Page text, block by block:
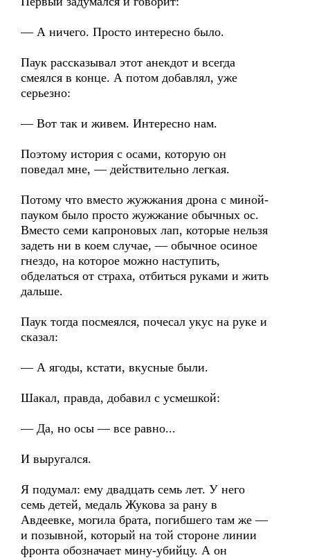
— А ничего. Просто интересно было.
Паук рассказывал этот анекдот и всегда
смеялся в конце. А потом добавлял, уже
серьезно:
— Вот так и живем. Интересно нам.
Поэтому история с осами, которую он
поведал мне, — действительно легкая.
Потому что вместо жужжания дрона с миной-
пауком было просто жужжание обычных ос.
Вместо семи капроновых лап, которые нельзя
задеть ни в коем случае, — обычное осиное
гнездо, на которое можно наступить,
обделаться от страха, отбиться руками и жить
дальше.
Паук тогда посмеялся, почесал укус на руке и
сказал:
— А ягоды, кстати, вкусные были.
Шакал, правда, добавил с усмешкой:
— Да, но осы — все равно...
И выругался.
Я подумал: ему двадцать семь лет. У него
семь детей, медаль Жукова за рану в
Авдеевке, могила брата, погибшего там же —
и позывной, который на той стороне линии
фронта обозначает мину-убийцу. А он